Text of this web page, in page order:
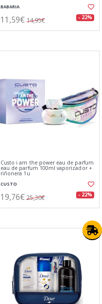
BABARIA
11,59€ 14,95€ - 22%
Custo i am the power eau de parfum
eau de parfum 100ml vaporizador +
riñonera 1u
CUSTO
19,76€ 25,30€ - 22%